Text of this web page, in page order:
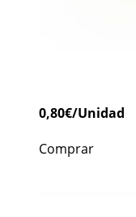
0,80€/Unidad
Comprar